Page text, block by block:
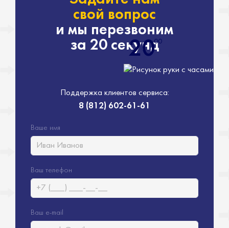
Ваше имя
Ваш телефон
Ваш e-mail
свой вопрос
и мы перезвоним
за 20 секунд
2000
Поддержка клиентов сервиса:
8 (812) 602-61-61